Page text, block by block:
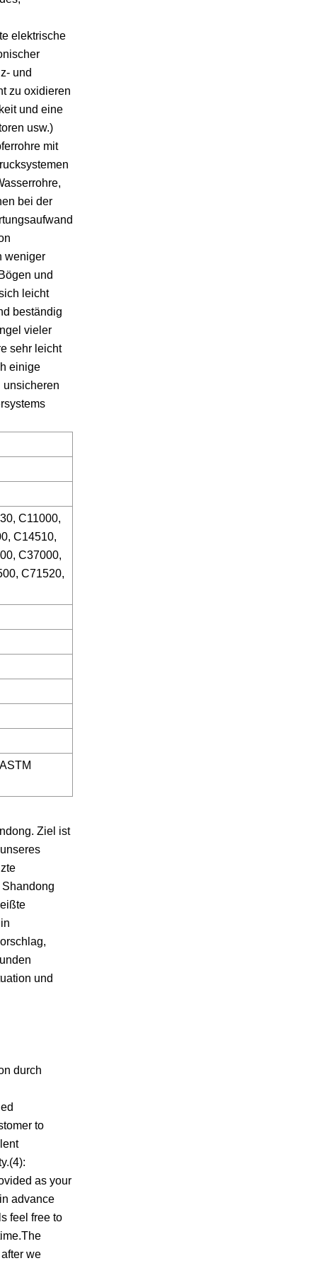
elektrische
und
zu oxidieren
und eine
usw.)
mit
bei der
weniger
und
leicht
beständig
vieler
sehr leicht
einige
unsicheren
C11000,
C14510,
C37000,
C71520,
Ziel ist
und
durch
to
as your
advance
feel free to
we